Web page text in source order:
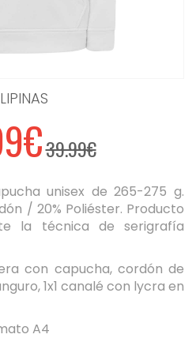
39.99€
unisex de 265-275 g.
/ 20% Poliéster. Producto
la técnica de serigrafía
con capucha, cordón de
1x1 canalé con lycra en
A4